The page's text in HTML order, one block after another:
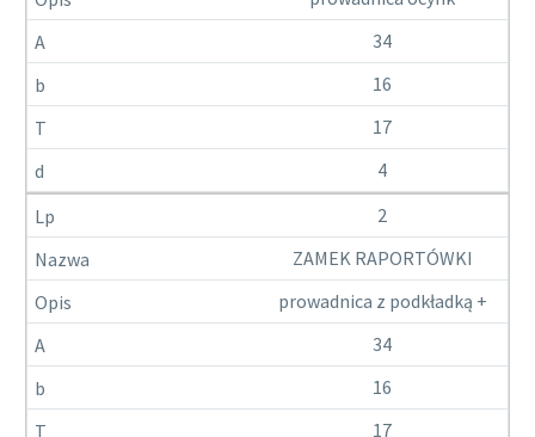
34
16
17
4
2
ZAMEK RAPORTÓWKI
prowadnica z podkładką +
34
16
17